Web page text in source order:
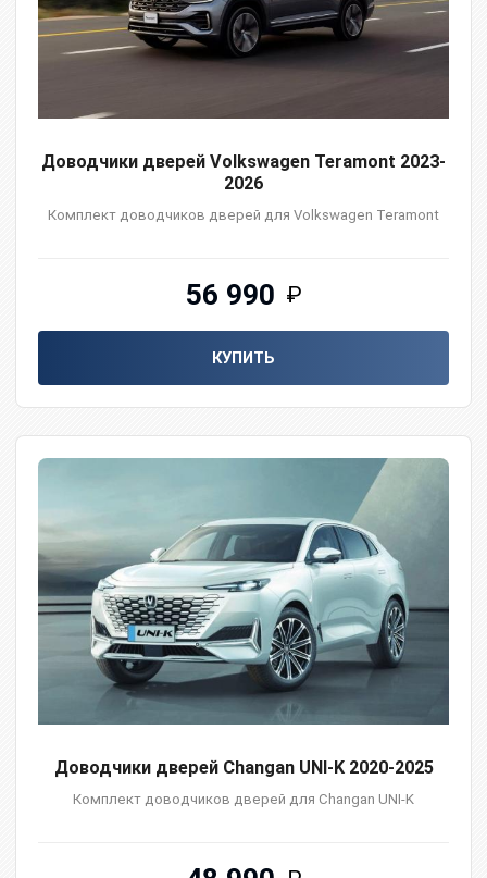
Доводчики дверей Volkswagen Teramont 2023-
2026
Комплект доводчиков дверей для Volkswagen Teramont
56 990 ₽
КУПИТЬ
Доводчики дверей Changan UNI-K 2020-2025
Комплект доводчиков дверей для Changan UNI-K